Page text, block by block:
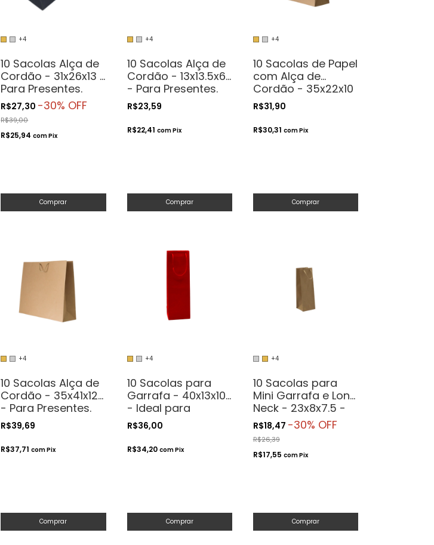
+4
10 Sacolas Alça de
Cordão - 31x26x13 -
Para Presentes.
Cosméticos ou
Artesanatos
R$27,30 -30% OFF
R$39,00
R$25,94comPix
Comprar
+4
10 Sacolas Alça de
Cordão - 13x13.5x6
- Para Presentes.
Cosméticos ou
Artesanatos
R$23,59
R$22,41 comPix
Comprar
+4
10 Sacolas de Papel
com Alça de
Cordão - 35x22x10
- Para Presentes.
Cosméticos ou
Artesanatos
R$31,90
R$30,31 comPix
Comprar
+4
10 Sacolas Alça de
Cordão - 35x41x12
- Para Presentes.
Cosméticos ou
Artesanatos
R$39,69
R$37,71comPix
Comprar
+4
10 Sacolas para
Garrafa - 40x13x10
- Ideal para
Destilados
R$36,00
R$34,20 comPix
Comprar
+4
10 Sacolas para
Mini Garrafa e Long
Neck - 23x8x7.5 -
Ideal para
Garrafas de 187ml
R$18,47 -30% OFF
R$26,39
R$17,55 comPix
Comprar